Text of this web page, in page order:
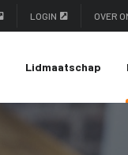
LOGIN OVER
Lidmaatschap